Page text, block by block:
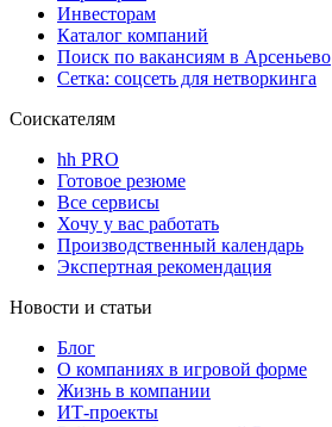
Инвесторам
Каталог компаний
Поиск по вакансиям в Арсеньево
Сетка: соцсеть для нетворкинга
Соискателям
hh PRO
Готовое резюме
Все сервисы
Хочу у вас работать
Производственный календарь
Экспертная рекомендация
Новости и статьи
Блог
О компаниях в игровой форме
Жизнь в компании
ИТ-проекты